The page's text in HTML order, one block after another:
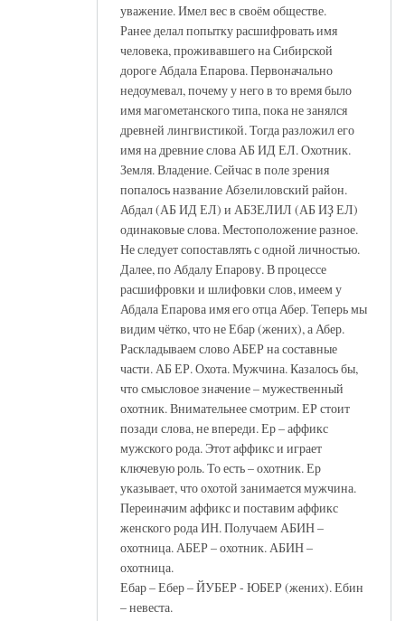
уважение. Имел вес в своём обществе.
Ранее делал попытку расшифровать имя
человека, проживавшего на Сибирской
дороге Абдала Епарова. Первоначально
недоумевал, почему у него в то время было
имя магометанского типа, пока не занялся
древней лингвистикой. Тогда разложил его
имя на древние слова АБ ИД ЕЛ. Охотник.
Земля. Владение. Сейчас в поле зрения
попалось название Абзелиловский район.
Абдал (АБ ИД ЕЛ) и АБЗЕЛИЛ (АБ ИҘ ЕЛ)
одинаковые слова. Местоположение разное.
Не следует сопоставлять с одной личностью.
Далее, по Абдалу Епарову. В процессе
расшифровки и шлифовки слов, имеем у
Абдала Епарова имя его отца Абер. Теперь мы
видим чётко, что не Ебар (жених), а Абер.
Раскладываем слово АБЕР на составные
части. АБ ЕР. Охота. Мужчина. Казалось бы,
что смысловое значение – мужественный
охотник. Внимательнее смотрим. ЕР стоит
позади слова, не впереди. Ер – аффикс
мужского рода. Этот аффикс и играет
ключевую роль. То есть – охотник. Ер
указывает, что охотой занимается мужчина.
Переиначим аффикс и поставим аффикс
женского рода ИН. Получаем АБИН –
охотница. АБЕР – охотник. АБИН –
охотница.
Ебар – Ебер – ЙУБЕР - ЮБЕР (жених). Ебин
– невеста.